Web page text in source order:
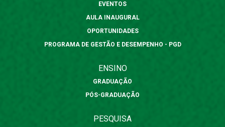
EVENTOS
AULA INAUGURAL
OPORTUNIDADES
PROGRAMA DE GESTÃO E DESEMPENHO - PGD
ENSINO
GRADUAÇÃO
PÓS-GRADUAÇÃO
PESQUISA